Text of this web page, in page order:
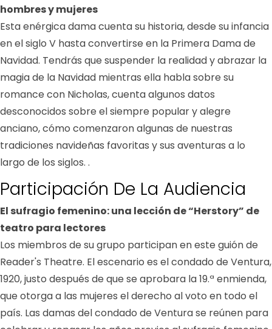
hombres y mujeres
Esta enérgica dama cuenta su historia, desde su infancia
en el siglo V hasta convertirse en la Primera Dama de
Navidad. Tendrás que suspender la realidad y abrazar la
magia de la Navidad mientras ella habla sobre su
romance con Nicholas, cuenta algunos datos
desconocidos sobre el siempre popular y alegre
anciano, cómo comenzaron algunas de nuestras
tradiciones navideñas favoritas y sus aventuras a lo
largo de los siglos. .
Participación De La Audiencia
El sufragio femenino: una lección de “Herstory” de
teatro para lectores
Los miembros de su grupo participan en este guión de
Reader's Theatre. El escenario es el condado de Ventura,
1920, justo después de que se aprobara la 19.ª enmienda,
que otorga a las mujeres el derecho al voto en todo el
país. Las damas del condado de Ventura se reúnen para